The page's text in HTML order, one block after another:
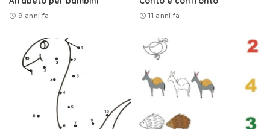
9 anni fa 11 anni fa